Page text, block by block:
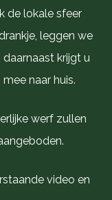
de lokale sfeer
leggen we
krijgt u
naar huis.
werf zullen
video en